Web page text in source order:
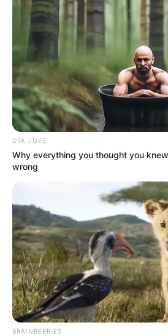
Ambyar! 10 Kalimat Baper
Pakai Bahasa Jawa Ini Bikin
Galau Abis
Fail! 10 Potret Makanan
Dimasak yang Bikin Kamu
10 Pose Manekin Anti
Mainstream yang Konyol
Banget
CTA LOVE
Why everything you thought you
wrong
BRAINBERRIES